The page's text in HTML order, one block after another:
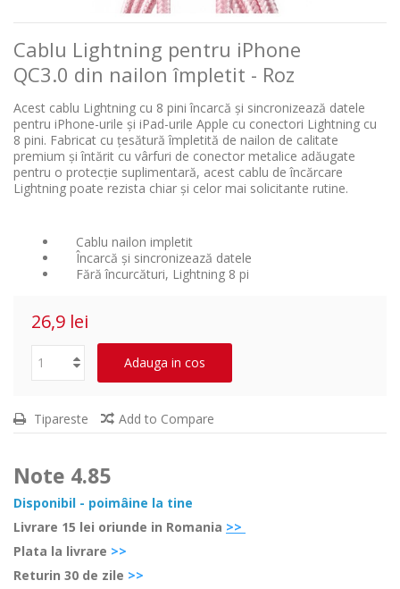
Cablu Lightning pentru iPhone
QC3.0 din nailon împletit - Roz
Acest cablu Lightning cu 8 pini încarcă și sincronizează datele
pentru iPhone-urile și iPad-urile Apple cu conectori Lightning cu
8 pini. Fabricat cu țesătură împletită de nailon de calitate
premium și întărit cu vârfuri de conector metalice adăugate
pentru o protecție suplimentară, acest cablu de încărcare
Lightning poate rezista chiar și celor mai solicitante rutine.
Cablu nailon impletit
Încarcă și sincronizează datele
Fără încurcături, Lightning 8 pi
26,9 lei
Adauga in cos
Tipareste Add to Compare
Note 4.85
Disponibil - poimâine la tine
Livrare 15 lei oriunde in Romania >>
Plata la livrare >>
Returin 30 de zile >>